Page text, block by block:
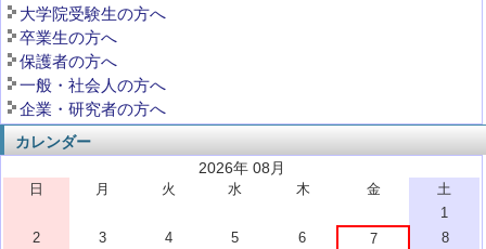
大学院受験生の方へ
卒業生の方へ
保護者の方へ
一般・社会人の方へ
企業・研究者の方へ
カレンダー
2026年 08月
日 月 火 水 木 金
土
1
2
3 4 5 6 7
8